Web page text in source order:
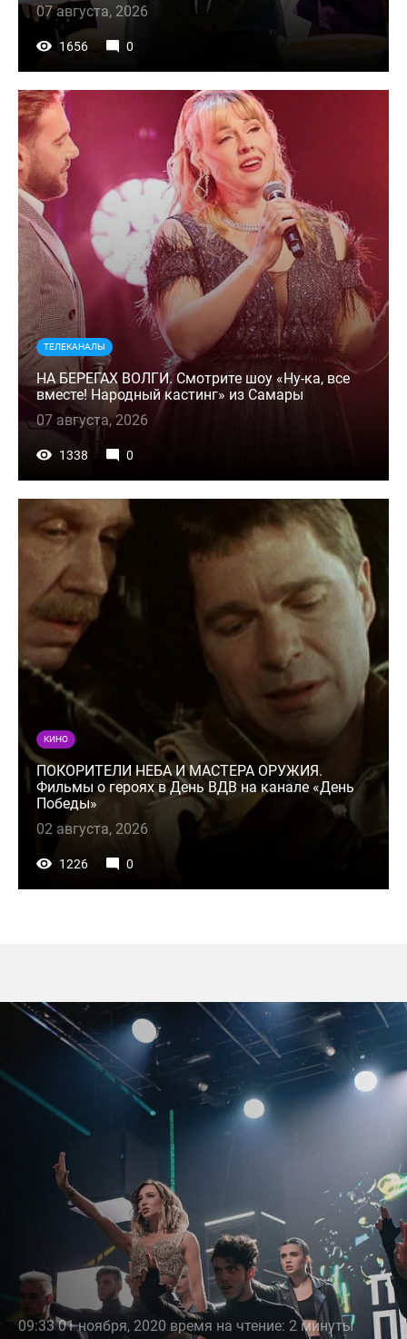
07 августа, 2026
1656 0
ТЕЛЕКАНАЛЫ
НА БЕРЕГАХ ВОЛГИ. Смотрите шоу «Ну-ка, все
вместе! Народный кастинг» из Самары
07 августа, 2026
1338 0
КИНО
ПОКОРИТЕЛИ НЕБА И МАСТЕРА ОРУЖИЯ.
Фильмы о героях в День ВДВ на канале «День
Победы»
02 августа, 2026
1226 0
09:33 01 ноября, 2020 время на чтение: 2 минуты